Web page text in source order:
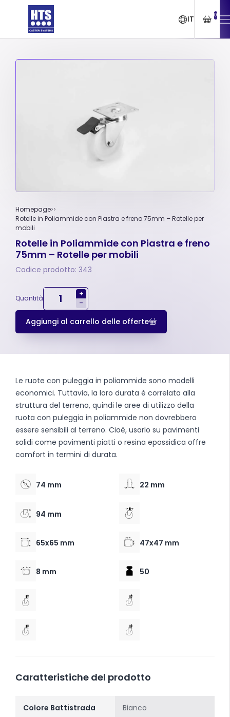
IT 0
Homepage
Rotelle in Poliammide con Piastra e freno 75mm – Rotelle per
mobili
Rotelle in Poliammide con Piastra e freno
75mm – Rotelle per mobili
Codice prodotto: 343
Quantità
+
-
Aggiungi al carrello delle offerte
Le ruote con puleggia in poliammide sono modelli
economici. Tuttavia, la loro durata è correlata alla
struttura del terreno, quindi le aree di utilizzo della
ruota con puleggia in poliammide non dovrebbero
essere sensibili al terreno. Cioè, usarlo su pavimenti
solidi come pavimenti piatti o resina epossidica offre
comfort in termini di durata.
74 mm 22 mm
94 mm
65x65 mm 47x47 mm
8 mm 50
Caratteristiche del prodotto
Colore Battistrada Bianco